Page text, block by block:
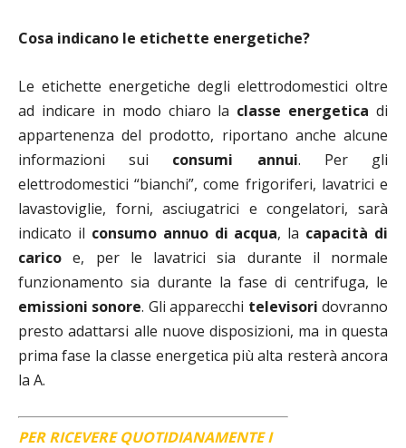
Cosa indicano le etichette energetiche?
Le etichette energetiche degli elettrodomestici oltre
ad indicare in modo chiaro la classe energetica di
appartenenza del prodotto, riportano anche alcune
informazioni sui consumi annui. Per gli
elettrodomestici “bianchi”, come frigoriferi, lavatrici e
lavastoviglie, forni, asciugatrici e congelatori, sarà
indicato il consumo annuo di acqua, la capacità di
carico e, per le lavatrici sia durante il normale
funzionamento sia durante la fase di centrifuga, le
emissioni sonore. Gli apparecchi televisori dovranno
presto adattarsi alle nuove disposizioni, ma in questa
prima fase la classe energetica più alta resterà ancora
la A.
PER RICEVERE QUOTIDIANAMENTE I